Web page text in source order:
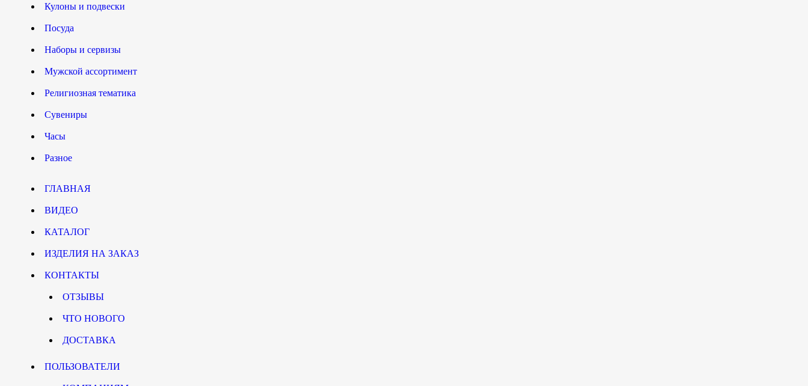
Кулоны и подвески
Посуда
Наборы и сервизы
Мужской ассортимент
Религиозная тематика
Сувениры
Часы
Разное
ГЛАВНАЯ
ВИДЕО
КАТАЛОГ
ИЗДЕЛИЯ НА ЗАКАЗ
КОНТАКТЫ
ОТЗЫВЫ
ЧТО НОВОГО
ДОСТАВКА
ПОЛЬЗОВАТЕЛИ